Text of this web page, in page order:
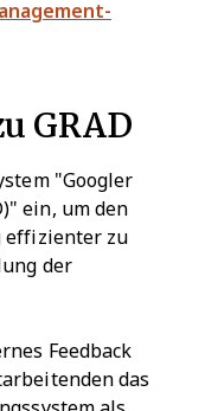
GRAD
"Googler
ein, um den
effizienter zu
der
Feedback
das